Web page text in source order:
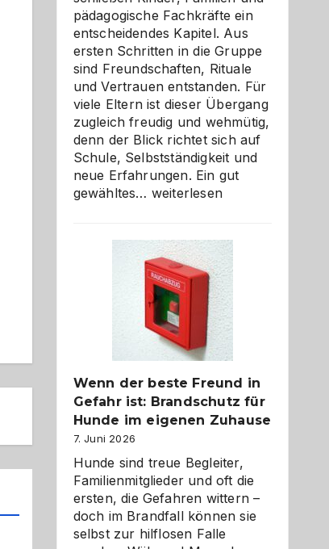
pädagogische Fachkräfte ein
entscheidendes Kapitel. Aus
ersten Schritten in die Gruppe
sind Freundschaften, Rituale
und Vertrauen entstanden. Für
viele Eltern ist dieser Übergang
zugleich freudig und wehmütig,
denn der Blick richtet sich auf
Schule, Selbstständigkeit und
neue Erfahrungen. Ein gut
gewähltes… Abschied
Kita
bewusst
und
herzlich
gestalten
weiterlesen
Wenn der beste Freund in
Gefahr ist: Brandschutz für
Hunde im eigenen Zuhause
7. Juni 2026
Hunde sind treue Begleiter,
Familienmitglieder und oft die
ersten, die Gefahren wittern –
doch im Brandfall können sie
selbst zur hilflosen Falle